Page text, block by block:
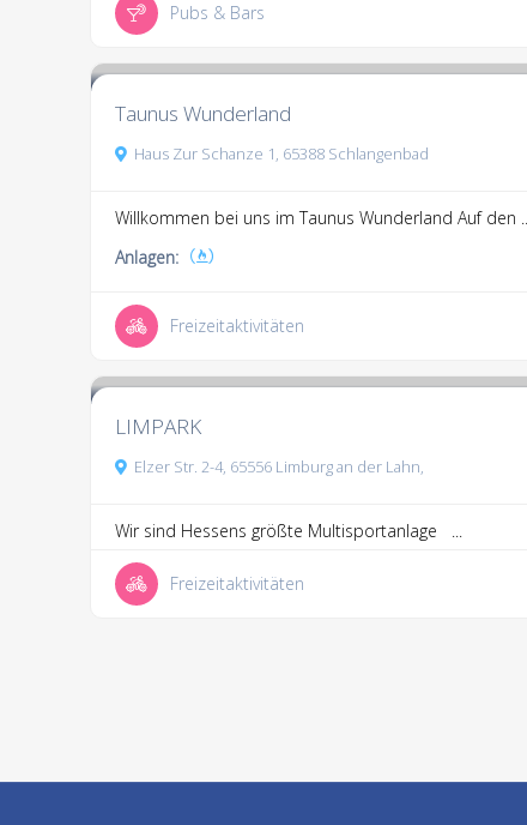
Pubs & Bars
3.3
Taunus Wunderland
Haus Zur Schanze 1, 65388 Schlangenbad
Willkommen bei uns im Taunus Wunderland Auf den ...
Anlagen:
Freizeitaktivitäten
3.3
LIMPARK
Elzer Str. 2-4, 65556 Limburg an der Lahn,
Wir sind Hessens größte Multisportanlage ...
Freizeitaktivitäten